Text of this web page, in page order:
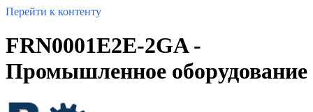
Перейти к контенту
FRN0001E2E-2GA -
Промышленное оборудование